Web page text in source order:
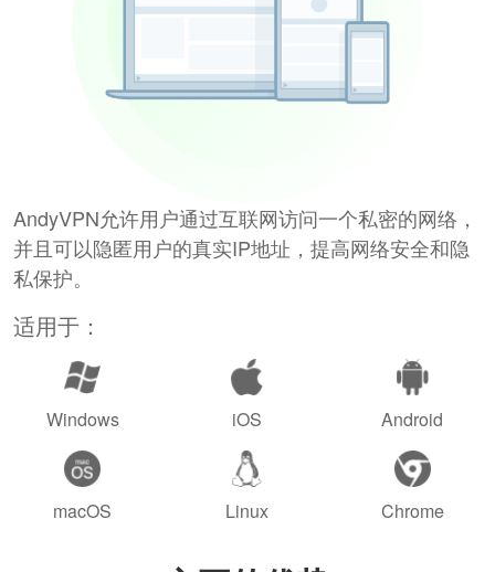
AndyVPN允许用户通过互联网访问一个私密的网络，
并且可以隐匿用户的真实IP地址，提高网络安全和隐
私保护。
适用于：
Windows iOS Android
macOS Linux Chrome